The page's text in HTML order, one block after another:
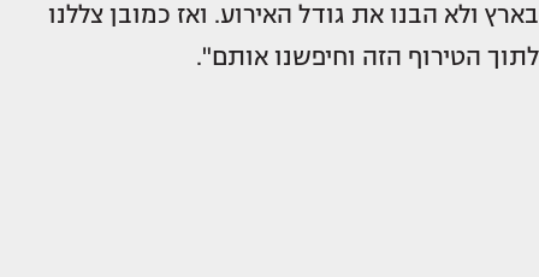
בארץ ולא הבנו את גודל האירוע. ואז כמובן צללנו
לתוך הטירוף הזה וחיפשנו אותם".